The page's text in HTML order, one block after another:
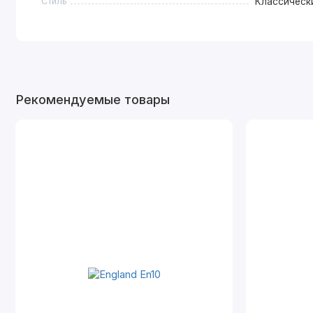
Рекомендуемые товары